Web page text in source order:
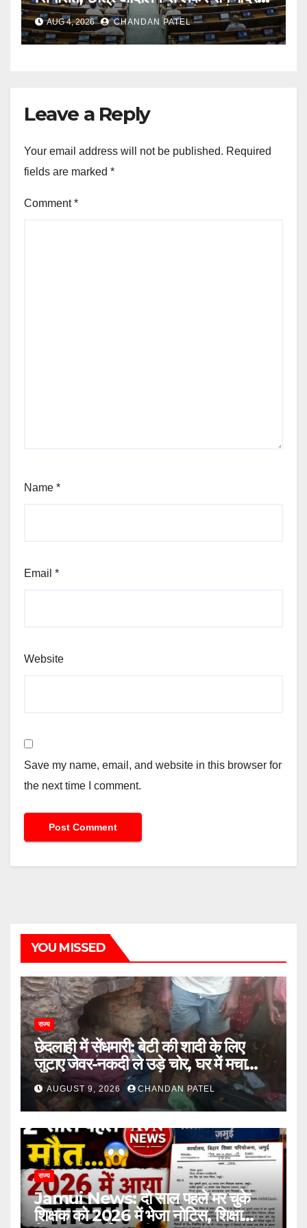
दान विवाद तक सरकार को घेरने की तैयारी
AUG 4, 2026 CHANDAN PATEL
Leave a Reply
Your email address will not be published. Required
fields are marked *
Comment*
Name *
Email *
Website
Save my name, email, and website in this browser for
the next time I comment.
YOU MISSED
राज्य
छेदलाही में सेंधमारी: बेटी की शादी के लिए
जुटाए जेवर-नकदी ले उड़े चोर, घर में मचा
कोहराम
AUGUST 9, 2026 CHANDAN PATEL
राज्य
Jamui News: दो साल पहले मर चुके
शिक्षक को 2026 में भेजा नोटिस, शिक्षा